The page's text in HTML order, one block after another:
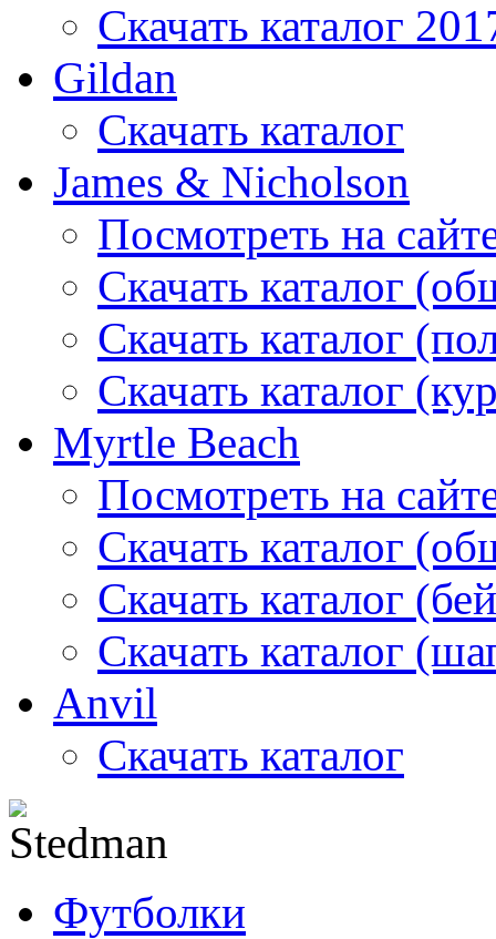
Скачать каталог
Gildan
Скачать каталог
James & Nicholson
Посмотреть на
Скачать каталог
Скачать каталог
Скачать каталог
Myrtle Beach
Посмотреть на
Скачать каталог
Скачать каталог
Скачать каталог
Anvil
Скачать каталог
Футболки